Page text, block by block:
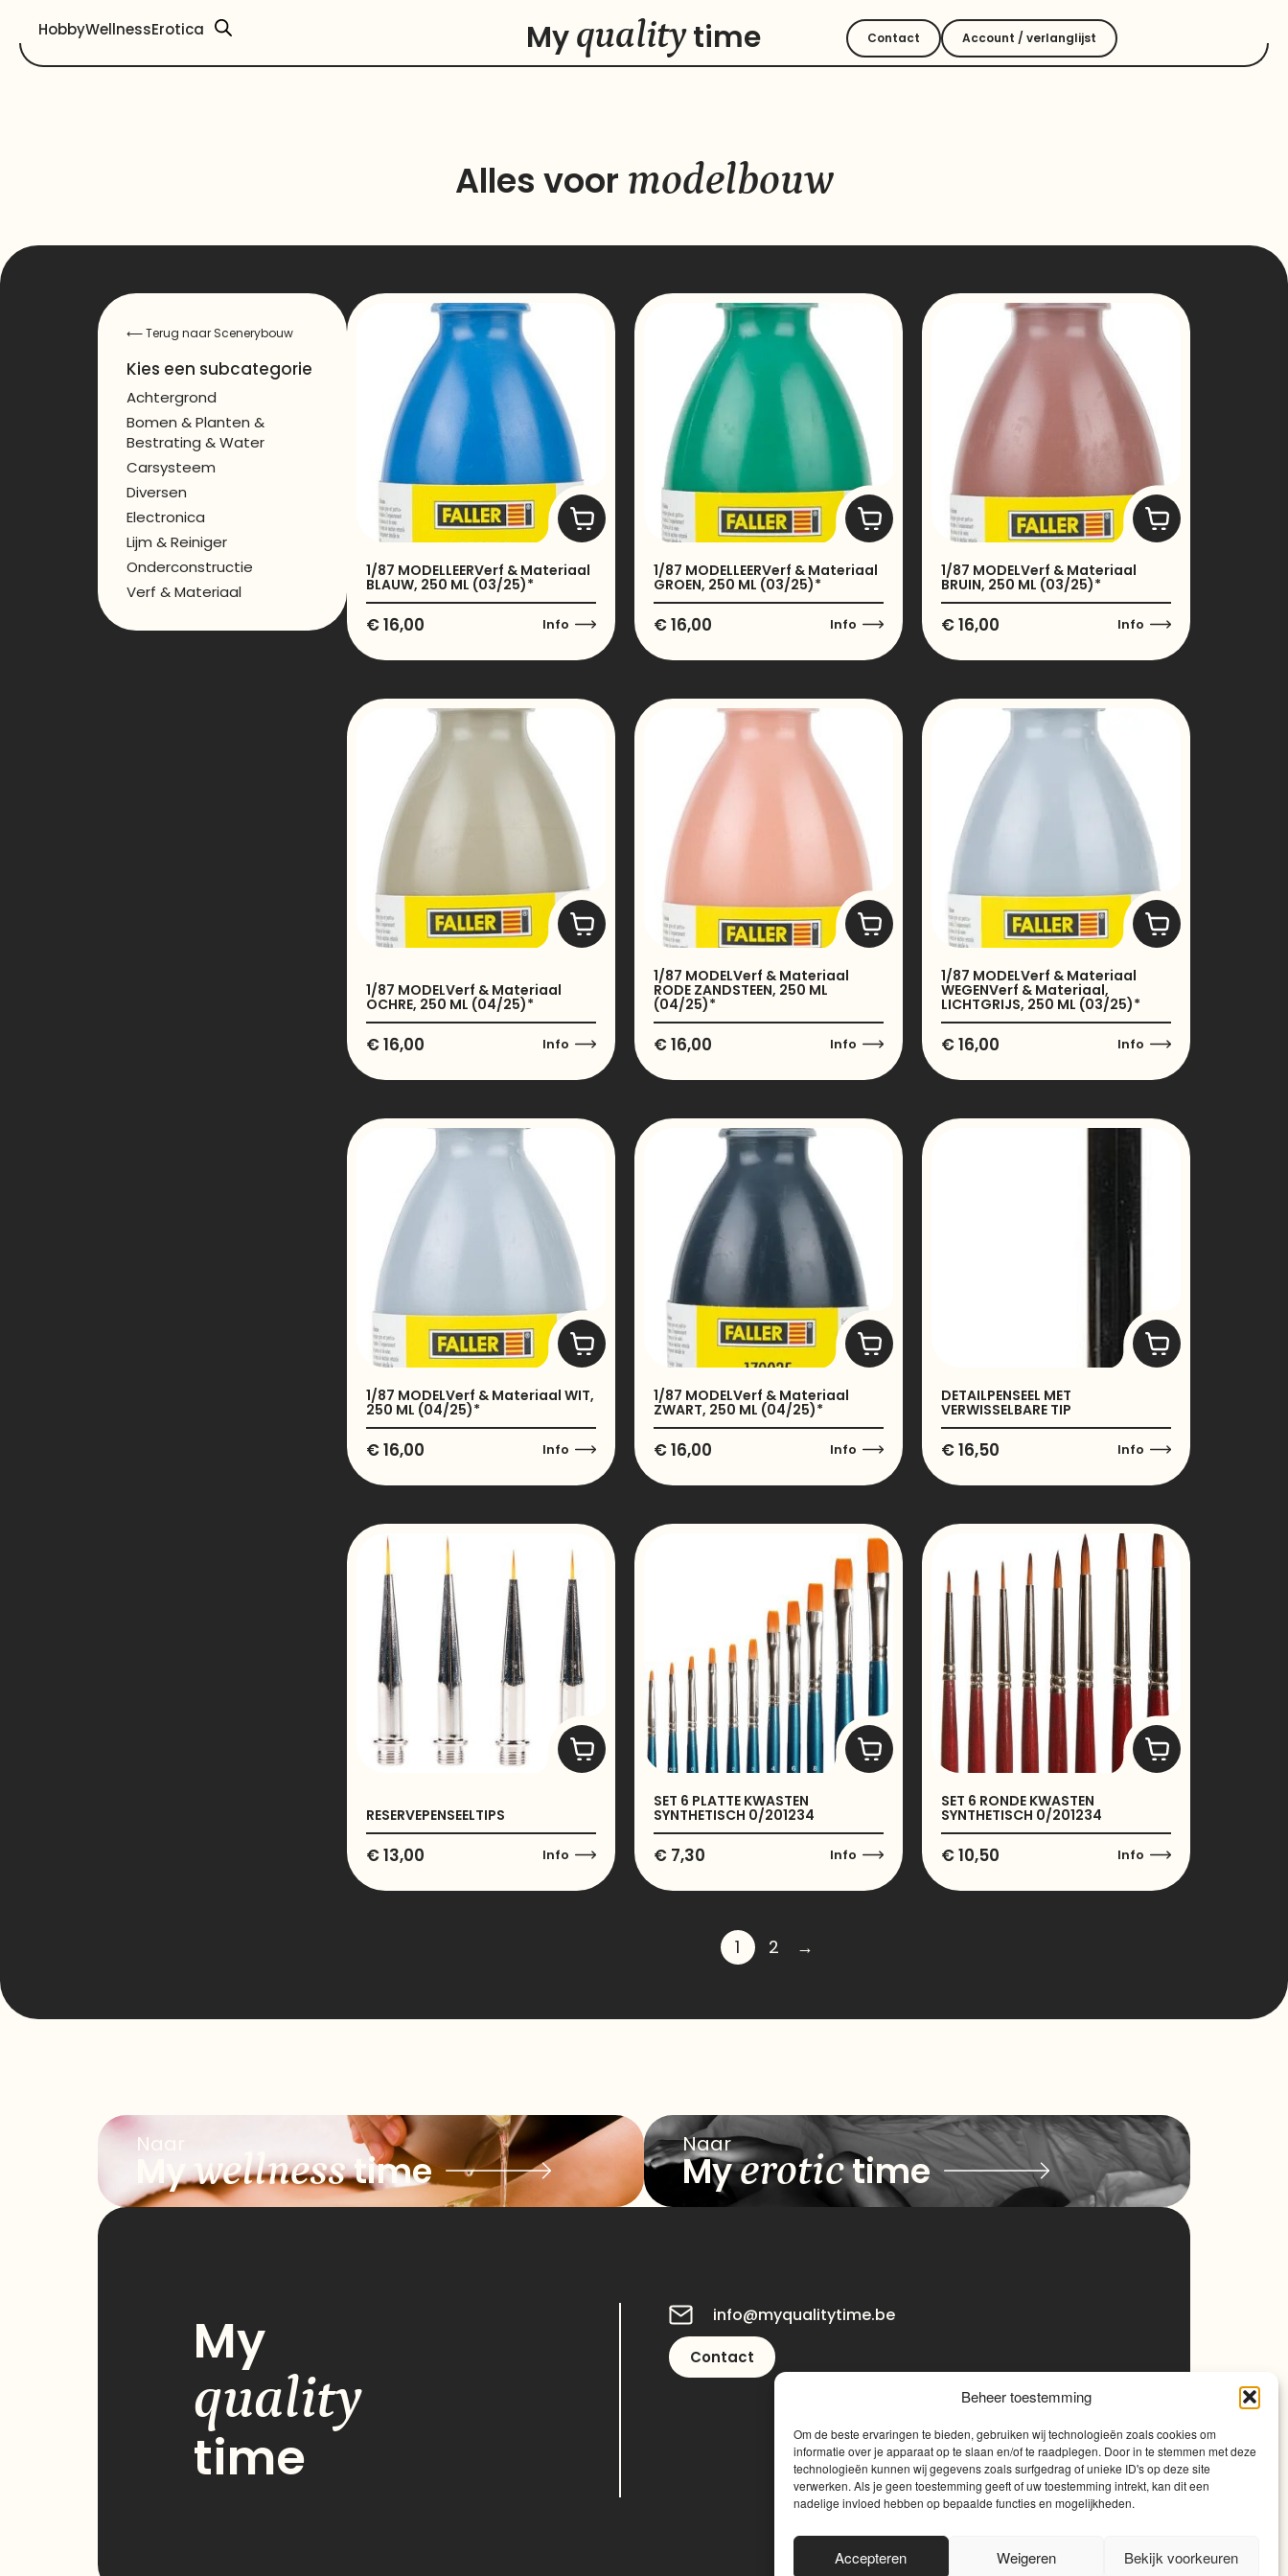
Beheer toestemming
Om de beste ervaringen te bieden, gebruiken wij technologieën zoals cookies om
informatie over je apparaat op te slaan en/of te raadplegen. Door in te stemmen met deze
technologieën kunnen wij gegevens zoals surfgedrag of unieke ID's op deze site
verwerken. Als je geen toestemming geeft of uw toestemming intrekt, kan dit een
nadelige invloed hebben op bepaalde functies en mogelijkheden.
Accepteren Weigeren Bekijk voorkeuren
HobbyWellnessErotica Myqualitytime Contact Account / verlanglijst
Alles voor modelbouw
⟵Terug naar Scenerybouw
Kies een subcategorie
Achtergrond
Bomen & Planten &
Bestrating & Water
Carsysteem
Diversen
Electronica
Lijm & Reiniger
Onderconstructie
Verf & Materiaal
1/87 MODELLEERVerf & Materiaal
BLAUW, 250 ML (03/25)*
€16,00 Info
1/87 MODELLEERVerf & Materiaal
GROEN, 250 ML (03/25)*
€16,00 Info
1/87 MODELVerf & Materiaal
BRUIN, 250 ML (03/25)*
€16,00 Info
1/87 MODELVerf & Materiaal
OCHRE, 250 ML (04/25)*
€16,00 Info
1/87 MODELVerf & Materiaal
RODE ZANDSTEEN, 250 ML
(04/25)*
€16,00 Info
1/87 MODELVerf & Materiaal
WEGENVerf & Materiaal,
LICHTGRIJS, 250 ML (03/25)*
€16,00 Info
1/87 MODELVerf & Materiaal WIT,
250 ML (04/25)*
€16,00 Info
1/87 MODELVerf & Materiaal
ZWART, 250 ML (04/25)*
€16,00 Info
DETAILPENSEEL MET
VERWISSELBARE TIP
€16,50 Info
RESERVEPENSEELTIPS
€13,00 Info
SET 6 PLATTE KWASTEN
SYNTHETISCH 0/201234
€ 7,30 Info
SET 6 RONDE KWASTEN
SYNTHETISCH 0/201234
€10,50 Info
1 2 →
Naar
Mywellnesstime
Naar
Myerotictime
My
quality
time
info@myqualitytime.be
Contact